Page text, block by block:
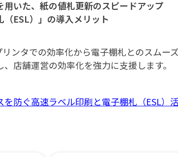
いた、紙の値札更新のスピードアップ
ESL）」の導入メリット
ンタでの効率化から電子棚札とのスムー
店舗運営の効率化を強力に支援します。
防ぐ高速ラベル印刷と電子棚札（ESL）